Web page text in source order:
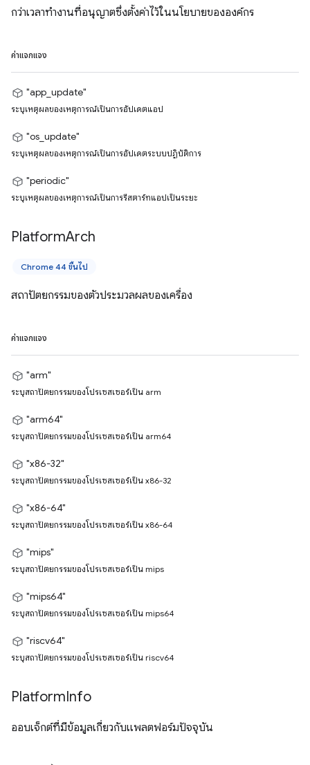
กว่าเวลาทำงานที่อนุญาตซึ่งตั้งค่าไว้ในนโยบายขององค์กร
ค่าแจกแจง
"app_update"
ระบุเหตุผลของเหตุการณ์เป็นการอัปเดตแอป
"os_update"
ระบุเหตุผลของเหตุการณ์เป็นการอัปเดตระบบปฏิบัติการ
"periodic"
ระบุเหตุผลของเหตุการณ์เป็นการรีสตาร์ทแอปเป็นระยะ
PlatformArch
Chrome 44 ขึ้นไป
สถาปัตยกรรมของตัวประมวลผลของเครื่อง
ค่าแจกแจง
"arm"
ระบุสถาปัตยกรรมของโปรเซสเซอร์เป็น arm
"arm64"
ระบุสถาปัตยกรรมของโปรเซสเซอร์เป็น arm64
"x86-32"
ระบุสถาปัตยกรรมของโปรเซสเซอร์เป็น x86-32
"x86-64"
ระบุสถาปัตยกรรมของโปรเซสเซอร์เป็น x86-64
"mips"
ระบุสถาปัตยกรรมของโปรเซสเซอร์เป็น mips
"mips64"
ระบุสถาปัตยกรรมของโปรเซสเซอร์เป็น mips64
"riscv64"
ระบุสถาปัตยกรรมของโปรเซสเซอร์เป็น riscv64
PlatformInfo
ออบเจ็กต์ที่มีข้อมูลเกี่ยวกับแพลตฟอร์มปัจจุบัน